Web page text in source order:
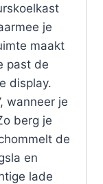
je
maakt
past de
display.
wanneer je
berg je
de
en
lade